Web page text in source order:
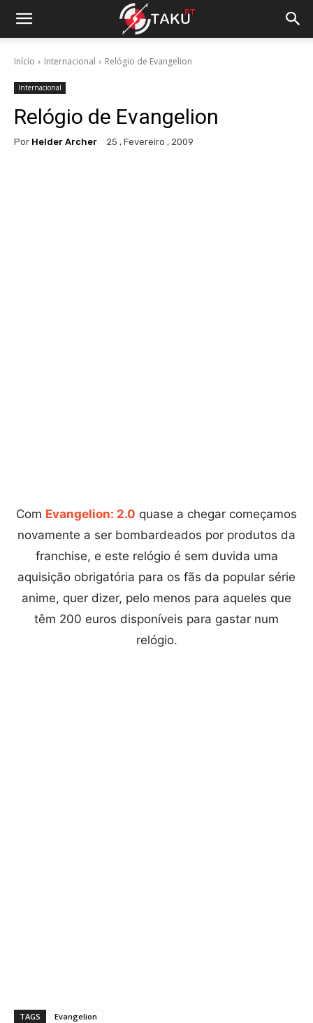
Início Internacional Relógio de Evangelion
Internacional
Relógio de Evangelion
Por Helder Archer 25 , Fevereiro , 2009
Com Evangelion: 2.0 quase a chegar começamos
novamente a ser bombardeados por produtos da
franchise, e este relógio é sem duvida uma
aquisição obrigatória para os fãs da popular série
anime, quer dizer, pelo menos para aqueles que
têm 200 euros disponíveis para gastar num
relógio.
TAGS Evangelion